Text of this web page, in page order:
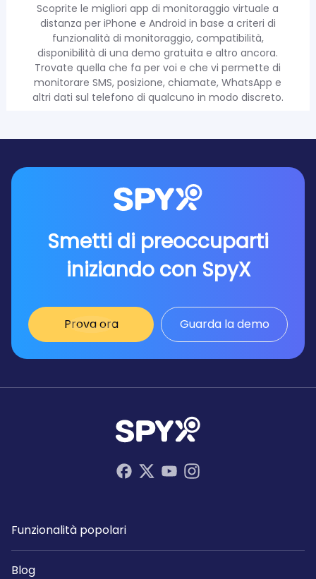
Scoprite le migliori app di monitoraggio virtuale a
distanza per iPhone e Android in base a criteri di
funzionalità di monitoraggio, compatibilità,
disponibilità di una demo gratuita e altro ancora.
Trovate quella che fa per voi e che vi permette di
monitorare SMS, posizione, chiamate, WhatsApp e
altri dati sul telefono di qualcuno in modo discreto.
Smetti di preoccuparti
iniziando con SpyX
Prova ora Guarda la demo
Funzionalità popolari
Blog